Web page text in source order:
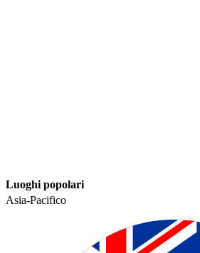
Luoghi popolari​​
Asia-Pacifico​​